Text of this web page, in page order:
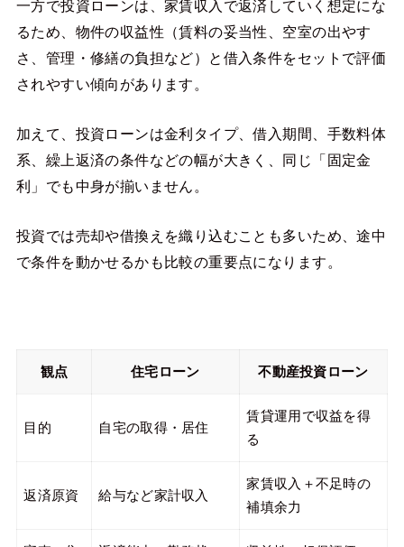
一方で投資ローンは、家賃収入で返済していく想定にな
るため、物件の収益性（賃料の妥当性、空室の出やす
さ、管理・修繕の負担など）と借入条件をセットで評価
されやすい傾向があります。
加えて、投資ローンは金利タイプ、借入期間、手数料体
系、繰上返済の条件などの幅が大きく、同じ「固定金
利」でも中身が揃いません。
投資では売却や借換えを織り込むことも多いため、途中
で条件を動かせるかも比較の重要点になります。
観点 住宅ローン 不動産投資ローン
目的 自宅の取得・居住
賃貸運用で収益を得
る
返済原資 給与など家計収入
家賃収入＋不足時の
補填余力